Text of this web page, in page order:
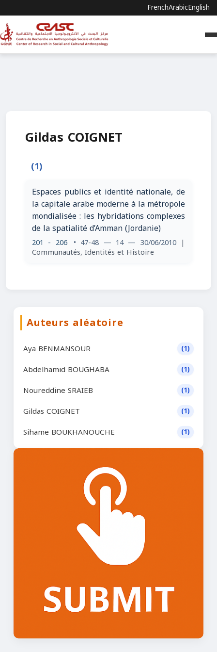
FrenchArabicEnglish
Gildas COIGNET
(1)
Espaces publics et identité nationale, de
la capitale arabe moderne à la métropole
mondialisée : les hybridations complexes
de la spatialité d’Amman (Jordanie)
201 - 206 • 47-48 — 14 — 30/06/2010 |
Communautés, Identités et Histoire
Auteurs aléatoire
Aya BENMANSOUR (1)
Abdelhamid BOUGHABA (1)
Noureddine SRAIEB (1)
Gildas COIGNET (1)
Sihame BOUKHANOUCHE (1)